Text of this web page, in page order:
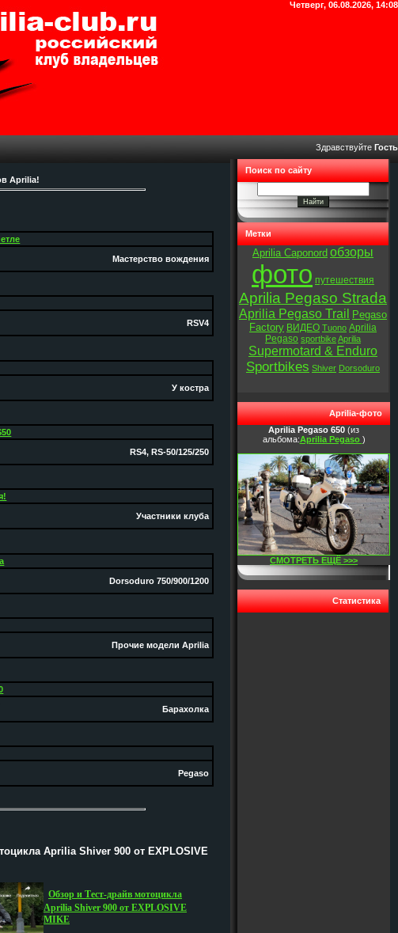
Четверг, 06.08.2026, 14:08
Здравствуйте Гость
Aprilia!
Мастерство вождения
RSV4
У костра
RS4, RS-50/125/250
Участники клуба
Dorsoduro 750/900/1200
Прочие модели Aprilia
Барахолка
Pegaso
Aprilia Shiver 900 от EXPLOSIVE
Обзор и Тест-драйв мотоцикла
Aprilia Shiver 900 от EXPLOSIVE
MIKE
Поиск по сайту
Метки
Aprilia Caponord обзоры
фото путешествия
Aprilia Pegaso Strada
Aprilia Pegaso Trail
Pegaso
Factory ВИДЕО Tuono Aprilia
Pegaso sportbikeAprilia
Supermotard & Enduro
Sportbikes Shiver Dorsoduro
Aprilia-фото
Aprilia Pegaso 650 (из
альбома:Aprilia Pegaso )
СМОТРЕТЬ ЕЩЁ >>>
Статистика